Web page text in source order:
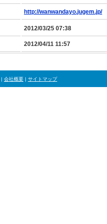
http://wanwandayo.jugem.jp/
2012/03/25 07:38
2012/04/11 11:57
| 会社概要 | サイトマップ